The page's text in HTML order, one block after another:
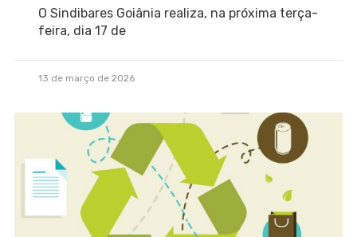
O Sindibares Goiânia realiza, na próxima terça-
feira, dia 17 de
13 de março de 2026